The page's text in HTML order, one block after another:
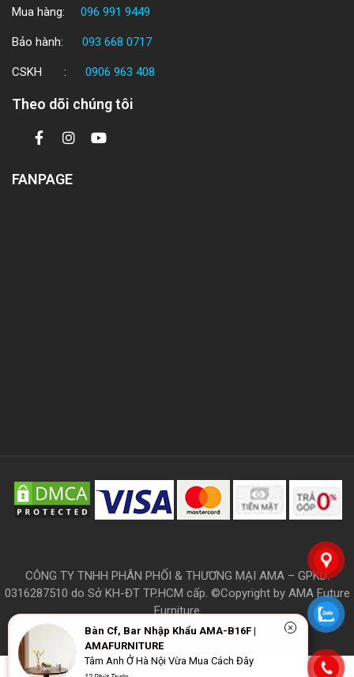
Mua hàng: 096 991 9449
Bảo hành: 093 668 0717
CSKH : 0906 963 408
Theo dõi chúng tôi
FANPAGE
CÔNG TY TNHH PHÂN PHỐI & THƯƠNG MẠI AMA – GPKD:
0316287510 do Sở KH-ĐT TP.HCM cấp. ©Copyright by AMA Future
Furniture
Bàn Cf, Bar Nhập Khẩu AMA-B16F |
AMAFURNITURE
Tâm Anh Ở Hà Nội Vừa Mua Cách Đây